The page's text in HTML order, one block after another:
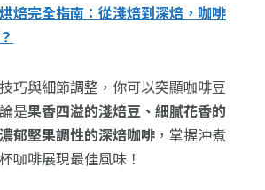
焙完全指南：從淺焙到深焙，咖啡
巧與細節調整，你可以突顯咖啡豆
是果香四溢的淺焙豆、細膩花香的
郁堅果調性的深焙咖啡，掌握沖煮
咖啡展現最佳風味！